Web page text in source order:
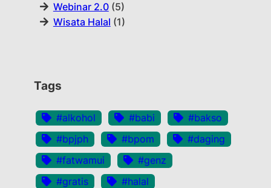
Webinar 2.0(5)
Wisata Halal (1)
Tags
#alkohol #babi
#bakso
#bpjph
#bpom
#daging
#fatwamui
#genz
#gratis
#halal